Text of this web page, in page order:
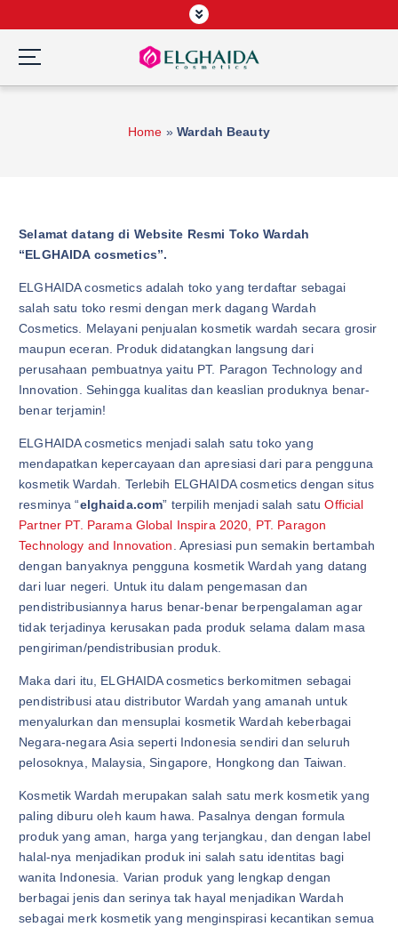
k
t
Home »Wardah Beauty
Selamat datang di Website Resmi Toko Wardah
“ELGHAIDA cosmetics”.
ELGHAIDA cosmetics adalah toko yang terdaftar sebagai
salah satu toko resmi dengan merk dagang Wardah
Cosmetics. Melayani penjualan kosmetik wardah secara grosir
maupun eceran. Produk didatangkan langsung dari
perusahaan pembuatnya yaitu PT. Paragon Technology and
Innovation. Sehingga kualitas dan keaslian produknya benar-
benar terjamin!
ELGHAIDA cosmetics menjadi salah satu toko yang
mendapatkan kepercayaan dan apresiasi dari para pengguna
kosmetik Wardah. Terlebih ELGHAIDA cosmetics dengan situs
resminya “elghaida.com” terpilih menjadi salah satuOfficial
Partner PT. Parama Global Inspira 2020, PT. Paragon
Technology and Innovation . Apresiasi pun semakin bertambah
dengan banyaknya pengguna kosmetik Wardah yang datang
dari luar negeri. Untuk itu dalam pengemasan dan
pendistribusiannya harus benar-benar berpengalaman agar
tidak terjadinya kerusakan pada produk selama dalam masa
pengiriman/pendistribusian produk.
Maka dari itu, ELGHAIDA cosmetics berkomitmen sebagai
pendistribusi atau distributor Wardah yang amanah untuk
menyalurkan dan mensuplai kosmetik Wardah keberbagai
Negara-negara Asia seperti Indonesia sendiri dan seluruh
pelosoknya, Malaysia, Singapore, Hongkong dan Taiwan.
Kosmetik Wardah merupakan salah satu merk kosmetik yang
paling diburu oleh kaum hawa. Pasalnya dengan formula
produk yang aman, harga yang terjangkau, dan dengan label
halal-nya menjadikan produk ini salah satu identitas bagi
wanita Indonesia. Varian produk yang lengkap dengan
berbagai jenis dan serinya tak hayal menjadikan Wardah
sebagai merk kosmetik yang menginspirasi kecantikan semua